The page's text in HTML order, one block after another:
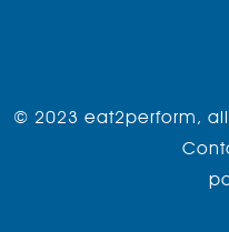
© 2023 eat2perform,